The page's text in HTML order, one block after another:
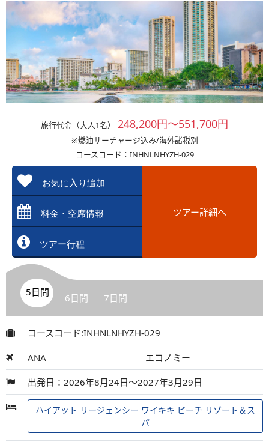
旅行代金（大人1名） 248,200円～551,700円
※燃油サーチャージ込み/海外諸税別
コースコード：INHNLNHYZH-029
お気に入り追加
料金・空席情報
ツアー行程
ツアー詳細へ
5日間 6日間 7日間
コースコード:INHNLNHYZH-029
ANA エコノミー
出発日：2026年8月24日～2027年3月29日
ハイアット リージェンシー ワイキキ ビーチ リゾート＆ス
パ